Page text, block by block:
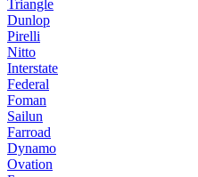
Triangle
Dunlop
Pirelli
Nitto
Interstate
Federal
Foman
Sailun
Farroad
Dynamo
Ovation